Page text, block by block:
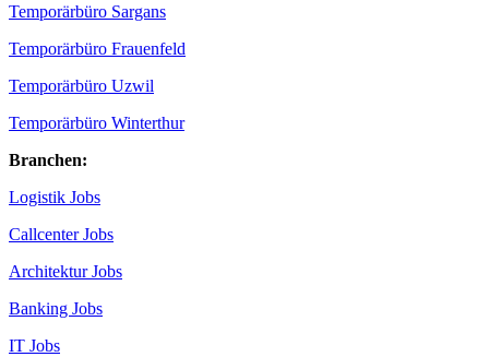
Temporärbüro Sargans
Temporärbüro Frauenfeld
Temporärbüro Uzwil
Temporärbüro Winterthur
Branchen:
Logistik Jobs
Callcenter Jobs
Architektur Jobs
Banking Jobs
IT Jobs